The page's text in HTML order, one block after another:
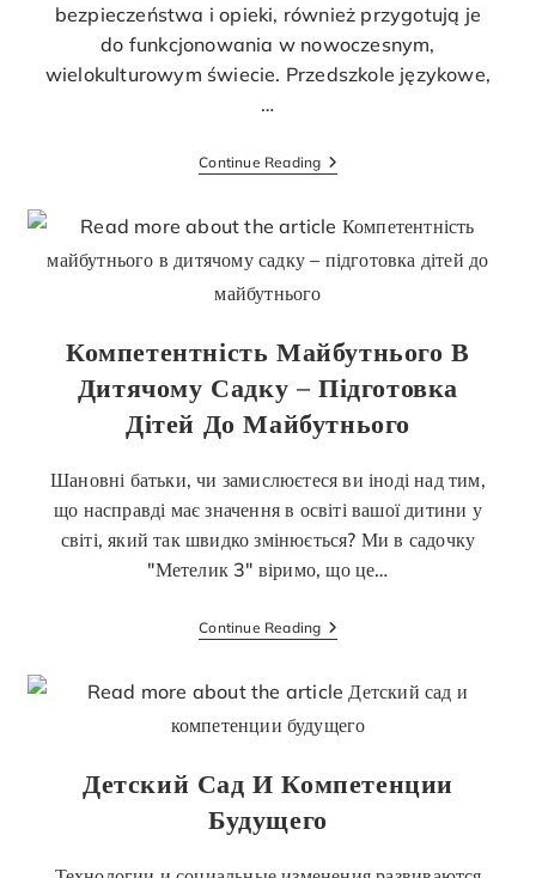
bezpieczeństwa i opieki, również przygotują je
do funkcjonowania w nowoczesnym,
wielokulturowym świecie. Przedszkole językowe,
…
Continue Reading
Компетентність Майбутнього В
Дитячому Садку – Підготовка
Дітей До Майбутнього
Шановні батьки, чи замислюєтеся ви іноді над тим,
що насправді має значення в освіті вашої дитини у
світі, який так швидко змінюється? Ми в садочку
"Метелик 3" віримо, що це…
Continue Reading
Детский Сад И Компетенции
Будущего